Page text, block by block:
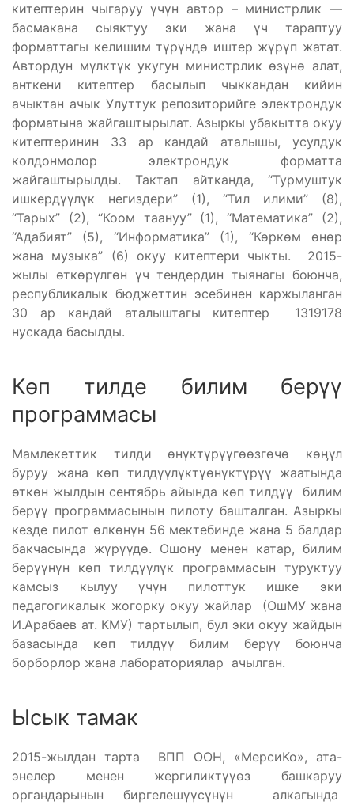
китептерин чыгаруу үчүн автор – министрлик —
басмакана сыяктуу эки жана үч тараптуу
форматтагы келишим түрүндө иштер жүрүп жатат.
Автордун мүлктүк укугун министрлик өзүнө алат,
анткени китептер басылып чыккандан кийин
ачыктан ачык Улуттук репозиторийге электрондук
форматына жайгаштырылат. Азыркы убакытта окуу
китептеринин 33 ар кандай аталышы, усулдук
колдонмолор электрондук форматта
жайгаштырылды. Тактап айтканда, “Турмуштук
ишкердүүлүк негиздери” (1), “Тил илими” (8),
“Тарых” (2), “Коом таануу” (1), “Математика” (2),
“Адабият” (5), “Информатика” (1), “Көркөм өнөр
жана музыка” (6) окуу китептери чыкты. 2015-
жылы өткөрүлгөн үч тендердин тыянагы боюнча,
республикалык бюджеттин эсебинен каржыланган
30 ар кандай аталыштагы китептер 1319178
нускада басылды.
Көп тилде билим берүү
программасы
Мамлекеттик тилди өнүктүрүүгөөзгөчө көӊүл
буруу жана көп тилдүүлүктүөнүктүрүү жаатында
өткөн жылдын сентябрь айында көп тилдүү билим
берүү программасынын пилоту башталган. Азыркы
кезде пилот өлкөнүн 56 мектебинде жана 5 балдар
бакчасында жүрүүдө. Ошону менен катар, билим
берүүнүн көп тилдүүлүк программасын туруктуу
камсыз кылуу үчүн пилоттук ишке эки
педагогикалык жогорку окуу жайлар (ОшМУ жана
И.Арабаев ат. КМУ) тартылып, бул эки окуу жайдын
базасында көп тилдүү билим берүү боюнча
борборлор жана лабораториялар ачылган.
Ысык тамак
2015-жылдан тарта ВПП ООН, «МерсиКо», ата-
энелер менен жергиликтүүөз башкаруу
органдарынын биргелешүүсүнүн алкагында